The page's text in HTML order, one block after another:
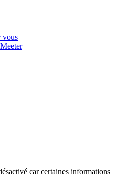
vous
car certaines informations